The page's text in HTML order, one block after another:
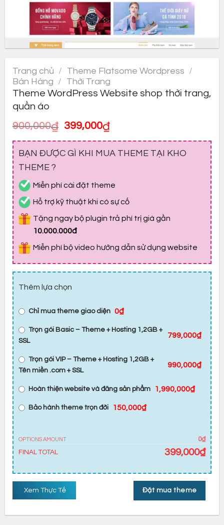
Trang chủ / Theme Flatsome Wordpress /
Bán Hàng / Thời Trang
Theme WordPress Website shop thời trang,
quần áo
900,000₫ Giá
là:
900,000₫.
399,000₫Giá
là:
BẠN ĐƯỢC GÌ KHI MUA THEME TẠI KHO
THEME ?
Miễn phí cài đặt theme
Hỗ trợ kỹ thuật khi có sự cố
Tặng ngay bộ plugin trả phí trị giá gần
10.000.000đ
Miễn phí bộ video hướng dẫn sử dụng website
Thêm lựa chọn
Chỉ mua theme giao diện 0₫
Trọn gói Basic – Theme + Hosting 1,2GB +
SSL
799,000₫
Trọn gói VIP – Theme + Hosting 1,2GB +
Tên miền .com + SSL
990,000₫
Hoàn thiện website và đăng sản phẩm 1,990,000₫
Bảo hành theme trọn đời 150,000₫
OPTIONS AMOUNT
0₫
FINAL TOTAL
399,000₫
Đặt mua theme
Xem Thực Tế